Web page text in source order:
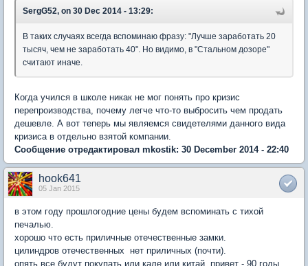
SergG52, on 30 Dec 2014 - 13:29:
В таких случаях всегда вспоминаю фразу: "Лучше заработать 20
тысяч, чем не заработать 40". Но видимо, в "Стальном дозоре"
считают иначе.
Когда учился в школе никак не мог понять про кризис
перепроизводства, почему легче что-то выбросить чем продать
дешевле. А вот теперь мы являемся свидетелями данного вида
кризиса в отдельно взятой компании.
Сообщение отредактировал mkostik: 30 December 2014 - 22:40
hook641
05 Jan 2015
в этом году прошлогодние цены будем вспоминать с тихой
печалью.
хорошо что есть приличные отечественные замки.
цилиндров отечественных нет приличных (почти).
опять все будут покупать или кале или китай. привет - 90 годы.